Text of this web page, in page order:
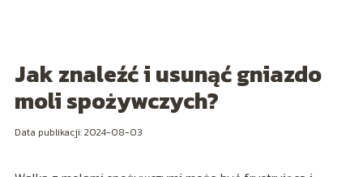
Jak znaleźć i usunąć gniazdo
moli spożywczych?
Data publikacji: 2024-08-03